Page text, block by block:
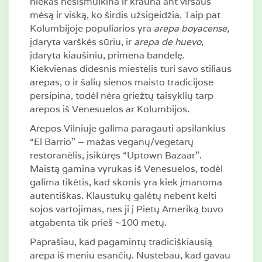
mėsą ir viską, ko širdis užsigeidžia. Taip pat
Kolumbijoje populiarios yra arepa boyacense,
įdaryta varškės sūriu, ir arepa de huevo,
įdaryta kiaušiniu, primena bandelę.
Kiekvienas didesnis miestelis turi savo stiliaus
arepas, o ir šalių sienos maisto tradicijose
persipina, todėl nėra griežtų taisyklių tarp
arepos iš Venesuelos ar Kolumbijos.
Arepos Vilniuje galima paragauti apsilankius
“El Barrio” – mažas veganų/vegetarų
restoranėlis, įsikūręs “Uptown Bazaar”.
Maistą gamina vyrukas iš Venesuelos, todėl
galima tikėtis, kad skonis yra kiek įmanoma
autentiškas. Klaustukų galėtų nebent kelti
sojos vartojimas, nes ji į Pietų Ameriką buvo
atgabenta tik prieš ~100 metų.
Paprašiau, kad pagamintų tradiciškiausią
arepa iš meniu esančių. Nustebau, kad gavau